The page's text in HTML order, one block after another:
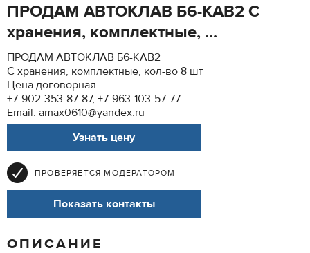
ПРОДАМ АВТОКЛАВ Б6-КАВ2 С
хранения, комплектные, ...
ПРОДАМ АВТОКЛАВ Б6-КАВ2
С хранения, комплектные, кол-во 8 шт
Цена договорная.
+7-902-353-87-87, +7-963-103-57-77
Email: amax0610@yandex.ru
Узнать цену
ПРОВЕРЯЕТСЯ МОДЕРАТОРОМ
Показать контакты
ОПИСАНИЕ